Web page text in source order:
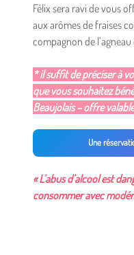
Félix sera ravi de vous
aux arômes de fraises
compagnon de
* il suffit de préciser à
que vous souhaitez
Beaujolais – offre
Une
« L’abus d’alcool est
consommer avec